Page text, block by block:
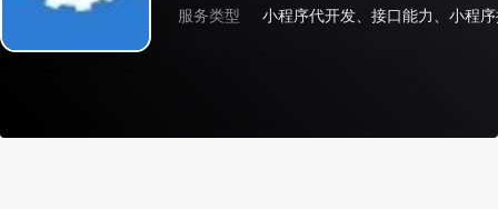
服务类型